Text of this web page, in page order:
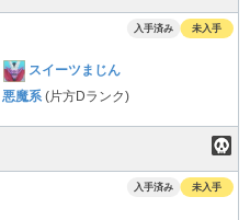
入手済み 未入手
スイーツまじん
悪魔系 (片方Dランク)
入手済み 未入手